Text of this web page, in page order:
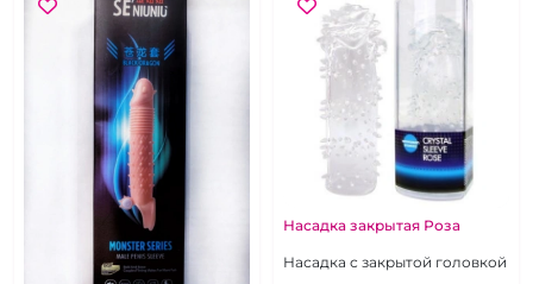
Насадка закрытая Роза
Насадка с закрытой головкой